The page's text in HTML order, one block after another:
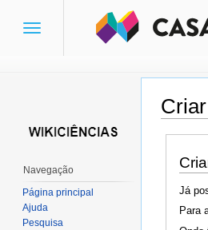
Ir para:
Já
Para
Toggle
Navegação
Página principal
Ajuda
Pesquisa